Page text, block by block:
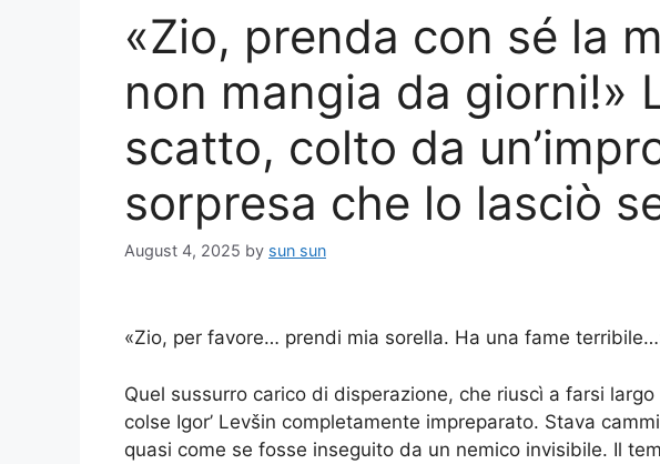
«Zio, prenda con sé la
non mangia da giorni!»
scatto, colto da
sorpresa che lo lasciò
August 4, 2025 by sun sun
«Zio, per favore… prendi mia sorella. Ha una fame
Quel sussurro carico di disperazione, che riuscì a farsi
colse Igor’ Levšin completamente impreparato. Stava
quasi come se fosse inseguito da un nemico invisibile. Il